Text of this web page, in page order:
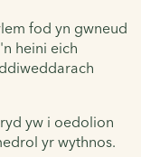
fod yn gwneud
heini eich
yw i oedolion
yr wythnos.